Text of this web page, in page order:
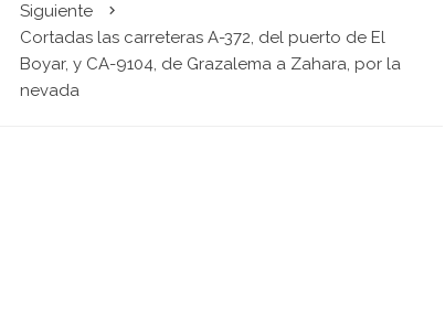
Siguiente
Cortadas las carreteras A-372, del puerto de El
Boyar, y CA-9104, de Grazalema a Zahara, por la
nevada